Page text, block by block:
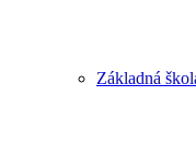
Základná